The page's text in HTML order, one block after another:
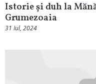
Istorie și duh la
Grumezoaia
31 Iul, 2024